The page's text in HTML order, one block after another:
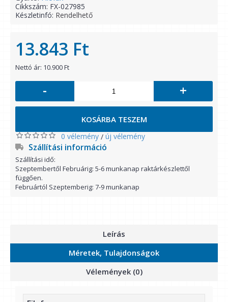
Cikkszám: FX-027985
Készletinfó: Rendelhető
13.843 Ft
Nettó ár: 10.900 Ft
- +
KOSÁRBA TESZEM
0 vélemény / új vélemény
Szállítási információ
Szállítási idő:
Szeptembertől Februárig: 5-6 munkanap raktárkészlettől
függően.
Februártól Szeptemberig: 7-9 munkanap
Leírás
Méretek, Tulajdonságok
Vélemények (0)